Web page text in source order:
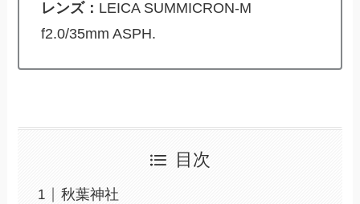
レンズ： LEICA SUMMICRON-M
f2.0/35mm ASPH.
目次
秋葉神社